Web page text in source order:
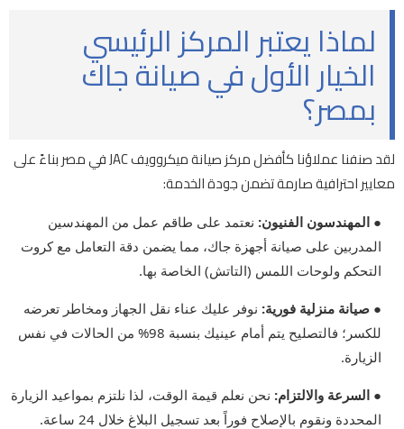
لماذا يعتبر المركز الرئيسي
الخيار الأول في صيانة جاك
بمصر؟
لقد صنفنا عملاؤنا كأفضل مركز صيانة ميكروويف JAC في مصر بناءً على
معايير احترافية صارمة تضمن جودة الخدمة:
● المهندسون الفنيون: نعتمد على طاقم عمل من المهندسين
المدربين على صيانة أجهزة جاك، مما يضمن دقة التعامل مع كروت
التحكم ولوحات اللمس (التاتش) الخاصة بها.
● صيانة منزلية فورية: نوفر عليك عناء نقل الجهاز ومخاطر تعرضه
للكسر؛ فالتصليح يتم أمام عينيك بنسبة 98% من الحالات في نفس
الزيارة.
● السرعة والالتزام: نحن نعلم قيمة الوقت، لذا نلتزم بمواعيد الزيارة
المحددة ونقوم بالإصلاح فوراً بعد تسجيل البلاغ خلال 24 ساعة.